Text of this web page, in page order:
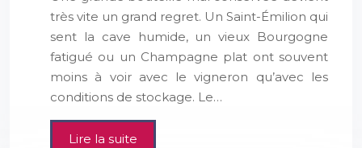
très vite un grand regret. Un Saint-Émilion qui
sent la cave humide, un vieux Bourgogne
fatigué ou un Champagne plat ont souvent
moins à voir avec le vigneron qu’avec les
conditions de stockage. Le…
Lire la suite